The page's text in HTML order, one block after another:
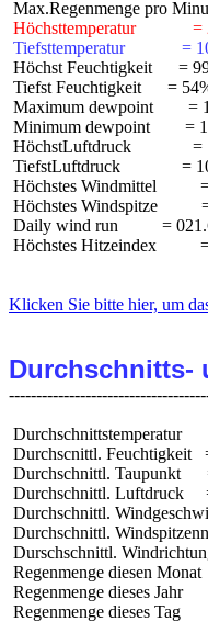
Höchsttemperatur
Tiefsttemperatur             =
Höchst Feuchtigkeit      =
Tiefst Feuchtigkeit      =
Maximum dewpoint        =
Minimum dewpoint        =
HöchstLuftdruck              =
TiefstLuftdruck              =
Höchstes Windmittel
Höchstes Windspitze
Daily wind run          =
Höchstes Hitzeindex
Klicken Sie bitte hier, um
Durchschnitts-
Durchschnittstemperatur
Durchscnittl. Feuchtigkeit
Durchschnittl. Taupunkt
Durchschnittl. Luftdruck
Durchschnittl.
Durchschnittl.
Durschschnittl.
Regenmenge diesen
Regenmenge dieses Jahr
Regenmenge dieses Tag